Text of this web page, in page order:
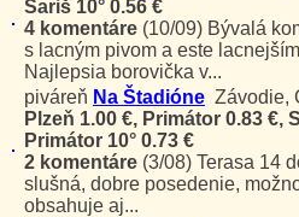
Šariš 10° 0.56 €
4 komentáre (10/09) Bývalá
s lacným pivom a este
Najlepsia borovička v...
piváreň Na Štadióne Závodie,
Plzeň 1.00 €, Primátor 0.83 €,
Primátor 10° 0.73 €
2 komentáre (3/08) Terasa 14
slušná, dobre posedenie,
obsahuje aj...